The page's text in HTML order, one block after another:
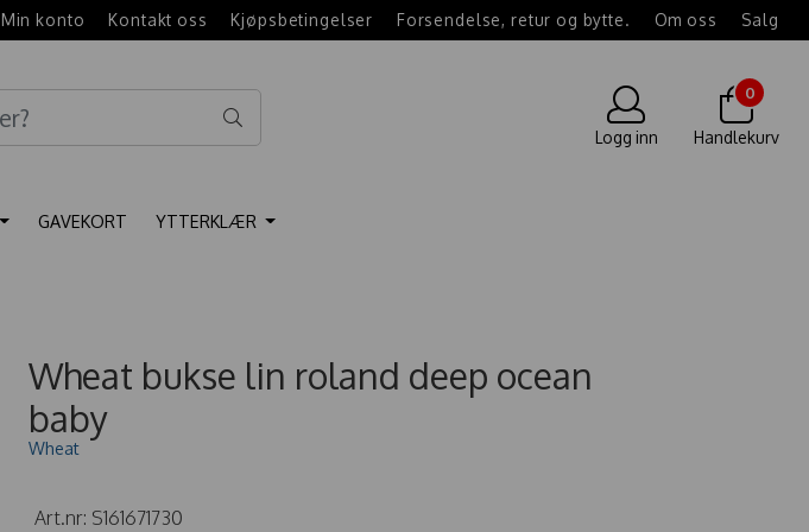
Min konto Kontakt oss Kjøpsbetingelser Forsendelse, retur og bytte. Om oss Salg
Logg inn
0
Handlekurv
GAVEKORT YTTERKLÆR
Wheat bukse lin roland deep ocean
baby
Wheat
Art.nr: S161671730